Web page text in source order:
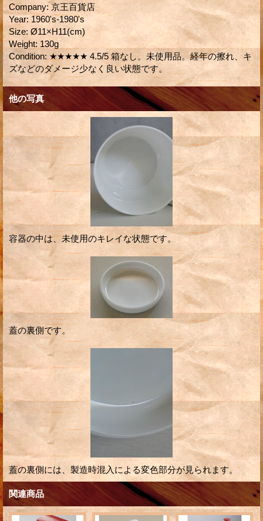
Company: 京王百貨店
Year: 1960's-1980's
Size: Ø11×H11(cm)
Weight: 130g
Condition: ★★★★★ 4.5/5 箱なし。未使用品。経年の擦れ、キ
ズなどのダメージ少なく良い状態です。
他の写真
容器の中は、未使用のキレイな状態です。
蓋の裏側です。
蓋の裏側には、製造時混入による変色部分が見られます。
関連商品